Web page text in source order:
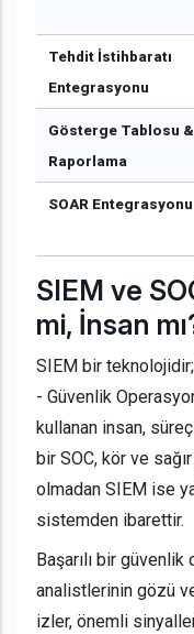
Tehdit İstihbaratı
Entegrasyonu
Gösterge Tablosu &
Raporlama
SOAR Entegrasyonu
SIEM ve
mi, İnsan
SIEM bir
- Güvenlik
kullanan insan,
bir SOC, kör ve
olmadan SIEM ise
sistemden ibarettir.
Başarılı bir
analistlerinin gözü
izler, önemli